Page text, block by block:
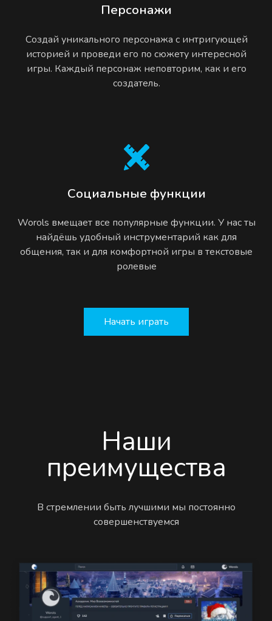
Персонажи
Создай уникального персонажа с интригующей
историей и проведи его по сюжету интересной
игры. Каждый персонаж неповторим, как и его
создатель.
Социальные функции
Worols вмещает все популярные функции. У нас ты
найдёшь удобный инструментарий как для
общения, так и для комфортной игры в текстовые
ролевые
Начать играть
Наши
преимущества
В стремлении быть лучшими мы постоянно
совершенствуемся